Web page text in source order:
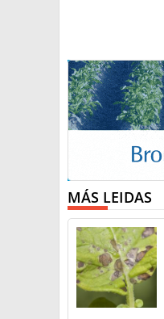
MÁS LEIDAS